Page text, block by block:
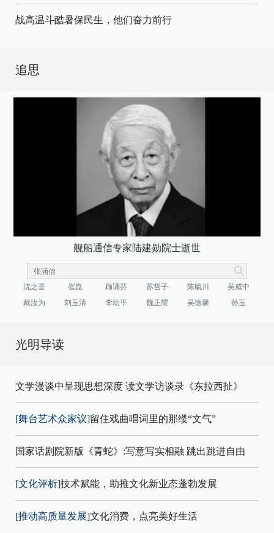
战高温斗酷暑保民生，他们奋力前行
追思
舰船通信专家陆建勋院士逝世
沈之荃 崔崑 顾诵芬 苏哲子 陈毓川
吴咸中
戴汝为
刘玉清 李幼平 魏正耀 吴德馨 孙玉
光明导读
文学漫谈中呈现思想深度 读文学访谈录《东拉西扯》
[舞台艺术众家议]留住戏曲唱词里的那缕“文气”
国家话剧院新版《青蛇》:写意写实相融 跳出跳进自由
[文化评析]技术赋能，助推文化新业态蓬勃发展
[推动高质量发展]文化消费，点亮美好生活